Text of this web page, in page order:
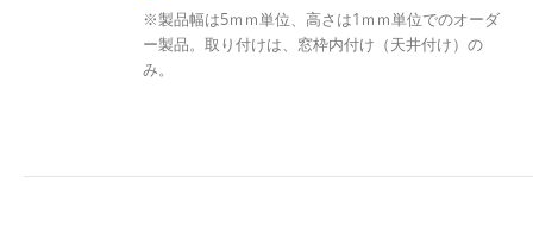
※製品幅は5ｍｍ単位、高さは1ｍｍ単位でのオーダ
ー製品。取り付けは、窓枠内付け（天井付け）の
み。